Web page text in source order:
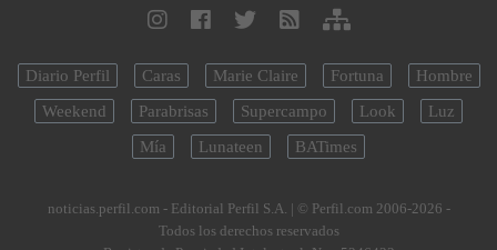
Diario Perfil Caras Marie Claire Fortuna
Hombre
Weekend
Parabrisas Supercampo Look
Luz
Mía
Lunateen BATimes
noticias.perfil.com - Editorial Perfil S.A. | © Perfil.com 2006-2026 -
Todos los derechos reservados